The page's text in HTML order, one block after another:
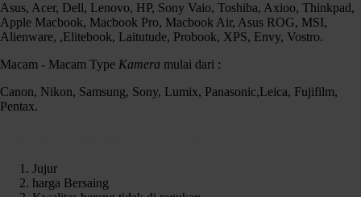
Sony A7 II Lensa Kit 28-70mm , dari pada beli abru mending yg ini
gan,.,
OVERVIEW :
X, serta ISO hingga 25600. Sony Alpha A7 II ILCE-7M2 ini memiliki
maksimal shutter speed hingga 1/8000 dan konektifitas HDMI, USB
Asus, Acer, Dell, Lenovo, HP, Sony Vaio, Toshiba, Axioo, Thinkpad,
Apple Macbook, Macbook Pro, Macbook Air, Asus ROG, MSI,
Alienware, ,Elitebook, Laitutude, Probook, XPS, Envy, Vostro.
Macam - Macam Type Kamera mulai dari :
Canon, Nikon, Samsung, Sony, Lumix, Panasonic,Leica, Fujifilm,
Pentax.
Jujur
harga Bersaing